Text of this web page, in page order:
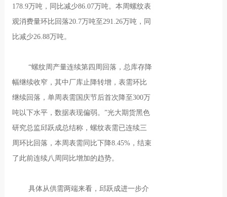
178.9万吨，同比减少86.07万吨。本周螺纹表
观消费量环比回落20.7万吨至291.26万吨，同
比减少26.88万吨。
“螺纹周产量连续第四周回落，总库存降
幅继续收窄，其中厂库止降转增，表需环比
继续回落，单周表需国庆节后首次降至300万
吨以下水平，数据表现偏弱。”光大期货黑色
研究总监邱跃成总结称，螺纹表需已连续三
周环比回落，本周表需同比下降8.45%，结束
了此前连续八周同比增加的趋势。
具体从供需两端来看，邱跃成进一步介